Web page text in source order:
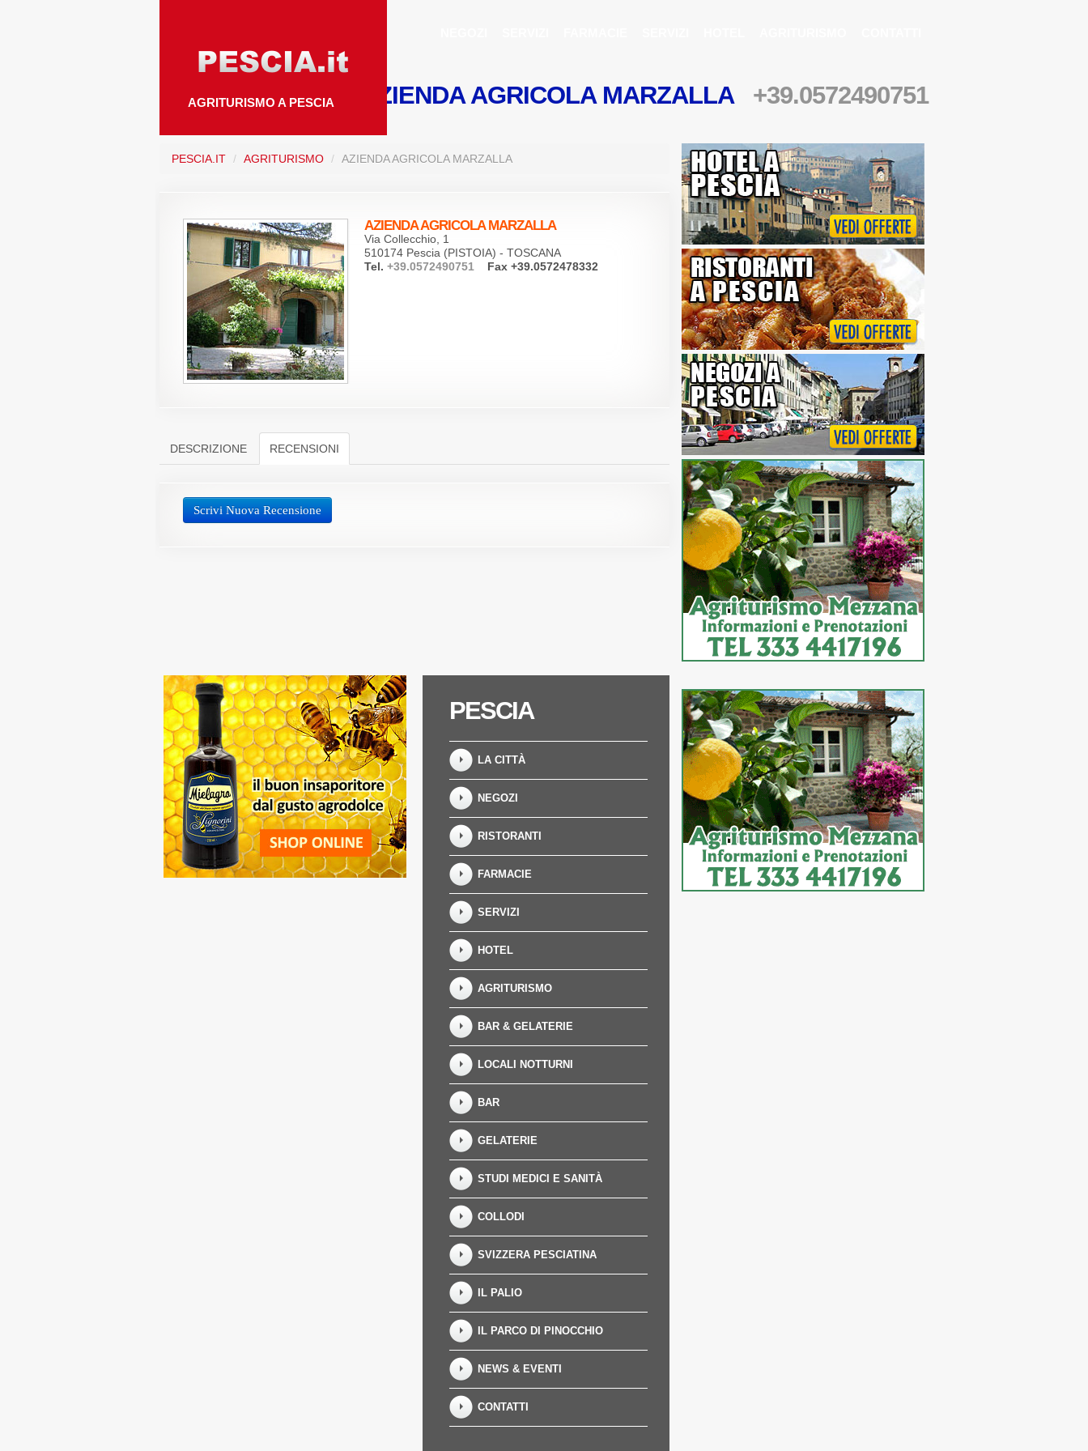
AGRITURISMO A PESCIA AZIENDA AGRICOLA MARZALLA +39.0572490751
PESCIA.IT / AGRITURISMO / AZIENDA AGRICOLA MARZALLA
AZIENDA AGRICOLA MARZALLA
Via Collecchio, 1
510174 Pescia (PISTOIA) - TOSCANA
Tel. +39.0572490751 Fax +39.0572478332
DESCRIZIONE RECENSIONI
Scrivi Nuova Recensione
La tua recensione
Nome Email Ins. risultato (3 + 0)
Informativa sul trattamento dati personali - Art. 13 D.Lgs. 196/2003
Compilando la form e cliccando su "Invia Recensione", contestualmente dichiaro:
Acquisite le informazioni che precedono, rese ai sensi dell'art. 13 del D.Lgs.
196/2003, consento al trattamento dei miei dati come sopra descritto.
Invia Recensione
PESCIA
LA CITTÀ
NEGOZI
RISTORANTI
FARMACIE
SERVIZI
HOTEL
AGRITURISMO
BAR & GELATERIE
LOCALI NOTTURNI
BAR
GELATERIE
STUDI MEDICI E SANITÀ
COLLODI
SVIZZERA PESCIATINA
IL PALIO
IL PARCO DI PINOCCHIO
NEWS & EVENTI
CONTATTI